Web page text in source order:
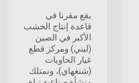
يقع مقرنا في
قاعدة إنتاج الخشب
الأكبر في الصين
(ليني) ومركز قطع
غيار الحاويات
(شنغهاي)، ونمتلك